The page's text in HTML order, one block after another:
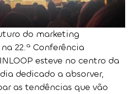
do marketing
22.ª Conferência
esteve no centro da
dedicado a absorver,
as tendências que vão